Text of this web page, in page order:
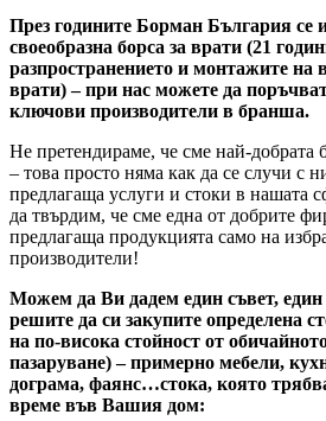
През годините Борман България се
своеобразна борса за врати (21
разпространението и монтажите на
врати) – при нас можете да
ключови производители в бранша.
Не претендираме, че сме най-добрата
– това просто няма как да се случи с
предлагаща услуги и стоки в нашата
да твърдим, че сме една от добрите
предлагаща продукцията само на
производители!
Можем да Ви дадем един съвет, един
решите да си закупите определена
на по-висока стойност от
пазаруване) – примерно мебели,
дограма, фаянс…стока, която
време във Вашия дом: